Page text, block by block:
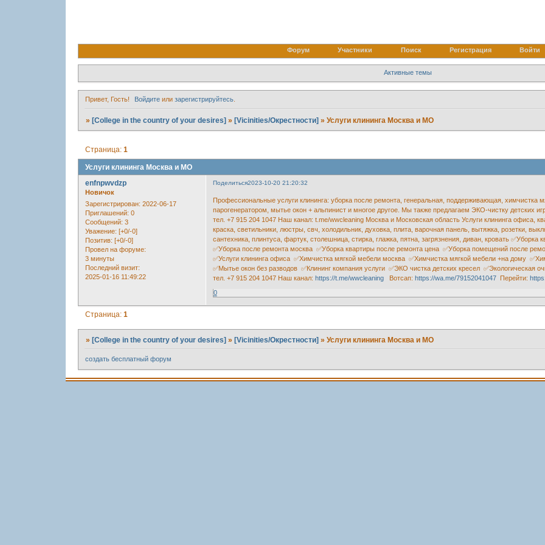
Форум Участники Поиск Регистрация Войти
Активные темы
Привет, Гость! Войдите илизарегистрируйтесь.
» [College in the country of your desires] » [Vicinities/Окрестности] » Услуги клининга Москва и МО
Услуги клининга Москва и МО
Страница: 1
Поделиться2023-10-20 21:20:32
enfnpwvdzp
Новичок
Зарегистрирован: 2022-06-17
Приглашений: 0
Сообщений: 3
Уважение: [+0/-0]
Позитив: [+0/-0]
Провел на форуме:
3 минуты
Последний визит:
2025-01-16 11:49:22
Профессиональные услуги клининга: уборка после ремонта, генеральная, поддерживающая, химчистка
парогенератором, мытье окон + альпинист и многое другое. Мы также предлагаем ЭКО-чистку детских
тел. +7 915 204 1047 Наш канал: t.me/wwcleaning Москва и Московская область Услуги клининга офиса,
краска, светильники, люстры, свч, холодильник, духовка, плита, варочная панель, вытяжка, розетки,
сантехника, плинтуса, фартук, столешница, стирка, глажка, пятна, загрязнения, диван, кровать
✅Уборка после ремонта москва ✅Уборка квартиры после ремонта цена ✅Уборка помещений после
✅Услуги клининга офиса ✅Химчистка мягкой мебели москва ✅Химчистка мягкой мебели +на дому
✅Мытье окон без разводов ✅Клининг компания услуги ✅ЭКО чистка детских кресел ✅Экологическая
тел. +7 915 204 1047 Наш канал: https://t.me/wwcleaningВотсап: https://wa.me/79152041047Перейти:
0
Страница: 1
» [College in the country of your desires] » [Vicinities/Окрестности] » Услуги клининга Москва и МО
создать бесплатный форум